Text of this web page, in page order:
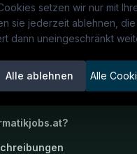
setzen wir nur mit
sie jederzeit ablehnen,
dann uneingeschränkt
Alle ablehnen Alle
Karriereportal.Ein
GmbH.
?